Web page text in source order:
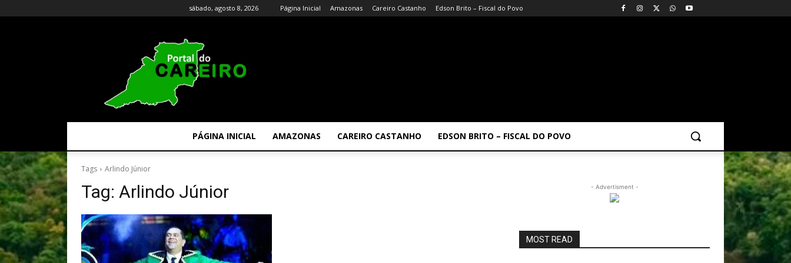
sábado, agosto 8, 2026 Página Inicial Amazonas Careiro Castanho Edson Brito – Fiscal do Povo
PÁGINA INICIAL AMAZONAS CAREIRO CASTANHO EDSON BRITO – FISCAL DO POVO
Tags Arlindo Júnior
Tag: Arlindo Júnior - Advertisment -
MOST READ